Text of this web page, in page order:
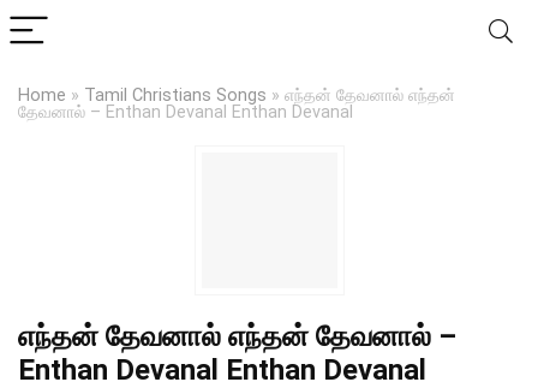
Home » Tamil Christians Songs » எந்தன் தேவனால் எந்தன்
தேவனால் – Enthan Devanal Enthan Devanal
எந்தன் தேவனால் எந்தன் தேவனால் –
Enthan Devanal Enthan Devanal